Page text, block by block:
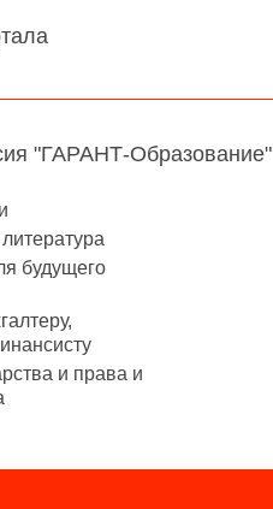
"ГАРАНТ-Образование"
будущего
и права и